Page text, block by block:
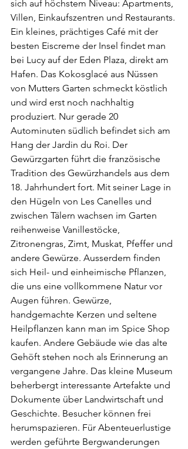
sich auf höchstem Niveau: Apartments,
Villen, Einkaufszentren und Restaurants.
Ein kleines, prächtiges Café mit der
besten Eiscreme der Insel findet man
bei Lucy auf der Eden Plaza, direkt am
Hafen. Das Kokosglacé aus Nüssen
von Mutters Garten schmeckt köstlich
und wird erst noch nachhaltig
produziert. Nur gerade 20
Autominuten südlich befindet sich am
Hang der Jardin du Roi. Der
Gewürzgarten führt die französische
Tradition des Gewürzhandels aus dem
18. Jahrhundert fort. Mit seiner Lage in
den Hügeln von Les Canelles und
zwischen Tälern wachsen im Garten
reihenweise Vanillestöcke,
Zitronengras, Zimt, Muskat, Pfeffer und
andere Gewürze. Ausserdem finden
sich Heil- und einheimische Pflanzen,
die uns eine vollkommene Natur vor
Augen führen. Gewürze,
handgemachte Kerzen und seltene
Heilpflanzen kann man im Spice Shop
kaufen. Andere Gebäude wie das alte
Gehöft stehen noch als Erinnerung an
vergangene Jahre. Das kleine Museum
beherbergt interessante Artefakte und
Dokumente über Landwirtschaft und
Geschichte. Besucher können frei
herumspazieren. Für Abenteuerlustige
werden geführte Bergwanderungen